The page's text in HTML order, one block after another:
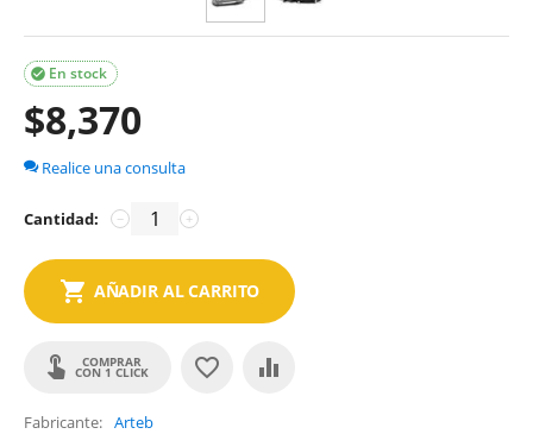
En stock

$8,370
Realice una consulta
Cantidad: +
−
AÑADIR AL CARRITO
COMPRAR
CON 1 CLICK
Fabricante Arteb